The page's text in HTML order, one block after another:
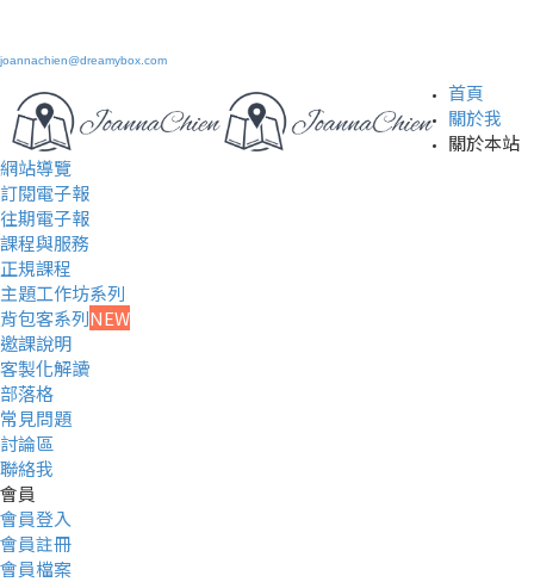
joannachien@dreamybox.com
首頁
關於我
關於本站
網站導覽
訂閱電子報
往期電子報
課程與服務
正規課程
主題工作坊系列
背包客系列NEW
邀課說明
客製化解讀
部落格
常見問題
討論區
聯絡我
會員
會員登入
會員註冊
會員檔案